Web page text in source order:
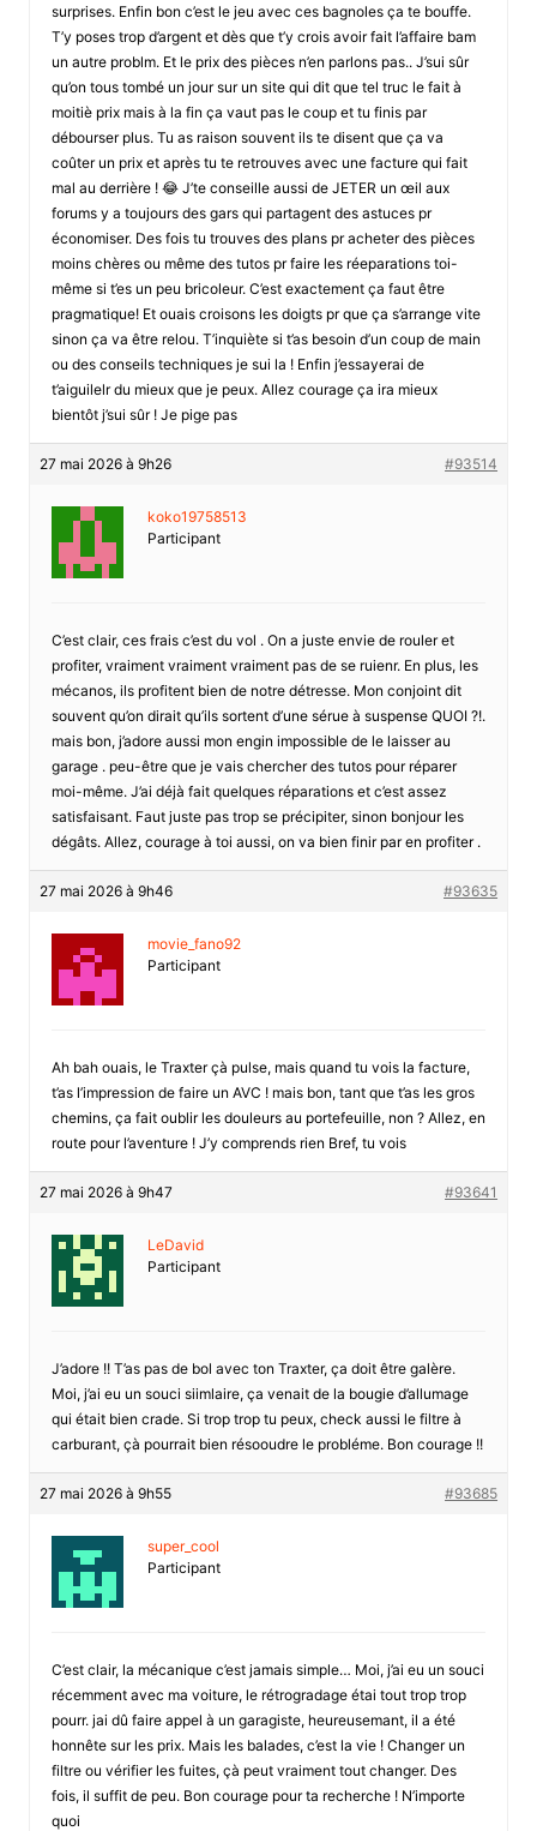
surprises. Enfin bon c’est le jeu avec ces bagnoles ça te bouffe.
T’y poses trop d’argent et dès que t’y crois avoir fait l’affaire bam
un autre problm. Et le prix des pièces n’en parlons pas.. J’sui sûr
qu’on tous tombé un jour sur un site qui dit que tel truc le fait à
moitiè prix mais à la fin ça vaut pas le coup et tu finis par
débourser plus. Tu as raison souvent ils te disent que ça va
coûter un prix et après tu te retrouves avec une facture qui fait
mal au derrière ! 😂 J’te conseille aussi de JETER un œil aux
forums y a toujours des gars qui partagent des astuces pr
économiser. Des fois tu trouves des plans pr acheter des pièces
moins chères ou même des tutos pr faire les réeparations toi-
même si t’es un peu bricoleur. C’est exactement ça faut être
pragmatique! Et ouais croisons les doigts pr que ça s’arrange vite
sinon ça va être relou. T’inquiète si t’as besoin d’un coup de main
ou des conseils techniques je sui la ! Enfin j’essayerai de
t’aiguilelr du mieux que je peux. Allez courage ça ira mieux
bientôt j’sui sûr ! Je pige pas
27 mai 2026 à 9h26 #93514
koko19758513
Participant
C’est clair, ces frais c’est du vol . On a juste envie de rouler et
profiter, vraiment vraiment vraiment pas de se ruienr. En plus, les
mécanos, ils profitent bien de notre détresse. Mon conjoint dit
souvent qu’on dirait qu’ils sortent d’une sérue à suspense QUOI ?!.
mais bon, j’adore aussi mon engin impossible de le laisser au
garage . peu-être que je vais chercher des tutos pour réparer
moi-même. J’ai déjà fait quelques réparations et c’est assez
satisfaisant. Faut juste pas trop se précipiter, sinon bonjour les
dégâts. Allez, courage à toi aussi, on va bien finir par en profiter .
27 mai 2026 à 9h46 #93635
movie_fano92
Participant
Ah bah ouais, le Traxter çà pulse, mais quand tu vois la facture,
t’as l’impression de faire un AVC ! mais bon, tant que t’as les gros
chemins, ça fait oublir les douleurs au portefeuille, non ? Allez, en
route pour l’aventure ! J’y comprends rien Bref, tu vois
27 mai 2026 à 9h47 #93641
LeDavid
Participant
J’adore !! T’as pas de bol avec ton Traxter, ça doit être galère.
Moi, j’ai eu un souci siimlaire, ça venait de la bougie d’allumage
qui était bien crade. Si trop trop tu peux, check aussi le filtre à
carburant, çà pourrait bien résooudre le probléme. Bon courage !!
27 mai 2026 à 9h55 #93685
super_cool
Participant
C’est clair, la mécanique c’est jamais simple… Moi, j’ai eu un souci
récemment avec ma voiture, le rétrogradage étai tout trop trop
pourr. jai dû faire appel à un garagiste, heureusemant, il a été
honnête sur les prix. Mais les balades, c’est la vie ! Changer un
filtre ou vérifier les fuites, çà peut vraiment tout changer. Des
fois, il suffit de peu. Bon courage pour ta recherche ! N’importe
quoi